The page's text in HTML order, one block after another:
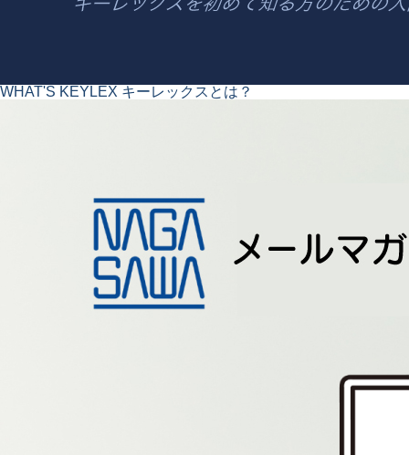
WHAT'S KEYLEX キーレックスとは？